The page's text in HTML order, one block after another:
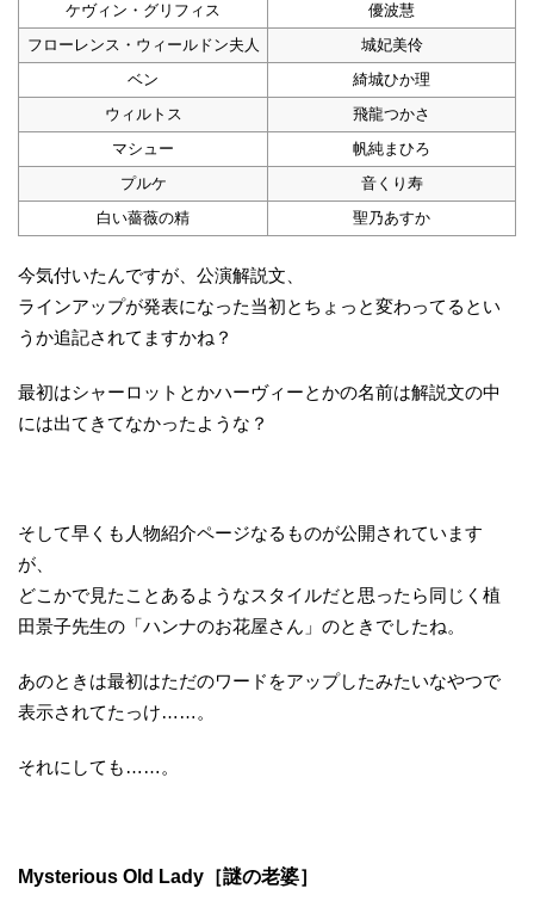
ケヴィン・グリフィス
優波慧
フローレンス・ウィールドン夫人
城妃美伶
ベン
綺城ひか理
ウィルトス
飛龍つかさ
マシュー
帆純まひろ
プルケ
音くり寿
白い薔薇の精
聖乃あすか
今気付いたんですが、公演解説文、
ラインアップが発表になった当初とちょっと変わってるとい
うか追記されてますかね？
最初はシャーロットとかハーヴィーとかの名前は解説文の中
には出てきてなかったような？
そして早くも人物紹介ページなるものが公開されています
が、
どこかで見たことあるようなスタイルだと思ったら同じく植
田景子先生の「ハンナのお花屋さん」のときでしたね。
あのときは最初はただのワードをアップしたみたいなやつで
表示されてたっけ……。
それにしても……。
Mysterious Old Lady［謎の老婆］